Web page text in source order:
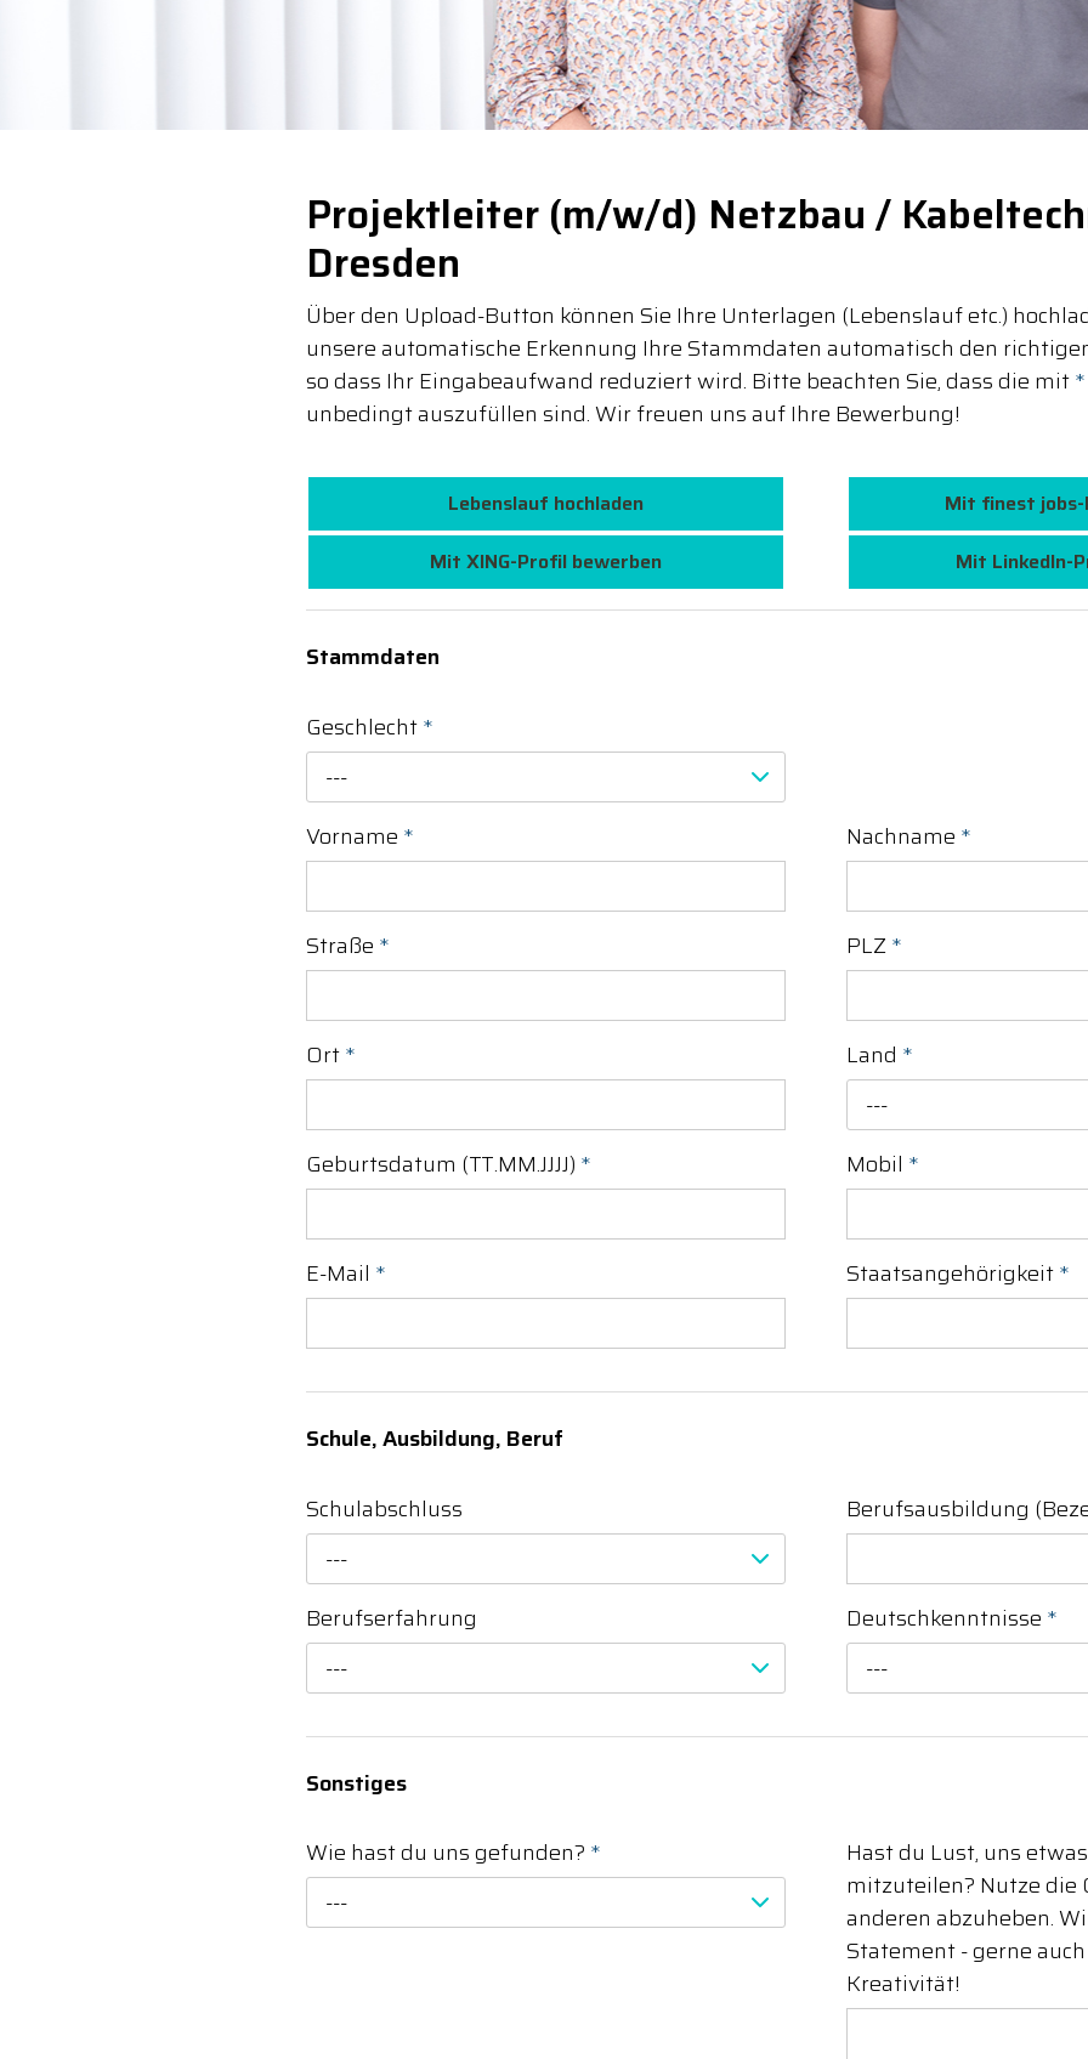
Projektleiter (m/w/d) Netzbau /
Dresden
Über den Upload-Button können Sie Ihre Unterlagen (Lebenslauf etc.)
unsere automatische Erkennung Ihre Stammdaten automatisch den
so dass Ihr Eingabeaufwand reduziert wird. Bitte beachten Sie, dass die mit*
unbedingt auszufüllen sind. Wir freuen uns auf Ihre Bewerbung!
Lebenslauf hochladen
Mit finest
Mit XING-Profil bewerben
Mit LinkedIn-
Stammdaten
Geschlecht*
---
Vorname * Nachname *
Straße * PLZ*
Ort* Land *
---
Geburtsdatum (TT.MM.JJJJ) * Mobil *
E-Mail * Staatsangehörigkeit*
Schule, Ausbildung, Beruf
Schulabschluss
---
Berufsausbildung
Berufserfahrung
---
Deutschkenntnisse *
---
Sonstiges
Wie hast du uns gefunden? *
---
Hast du Lust, uns
mitzuteilen? Nutze die
anderen abzuheben.
Statement - gerne
Kreativität!